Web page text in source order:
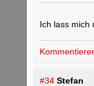
Ich lass mich
#34 Stefan